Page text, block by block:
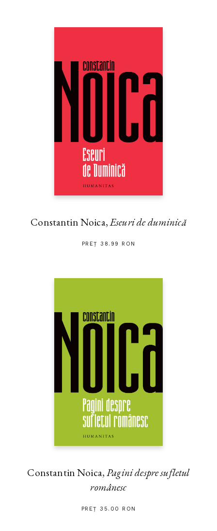
Constantin Noica,Eseuri de duminică
PREȚ 38.99 RON
Constantin Noica,Pagini despre sufletul
românesc
PREȚ 35.00 RON